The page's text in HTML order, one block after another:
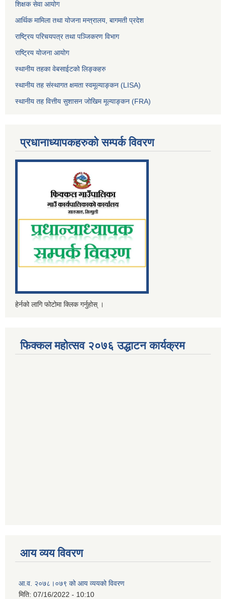
शिक्षक सेवा आयोग
आर्थिक मामिला तथा योजना मन्त्रालय, बागमती प्रदेश
राष्ट्रिय परिचयपत्र तथा पञ्जिकरण विभाग
राष्ट्रिय योजना आयोग
स्थानीय तहका वेबसाईटको लिङ्कहरु
स्थानीय तह संस्थागत क्षमता स्वमूल्याङ्कन (LISA)
स्थानीय तह वित्तीय सुशासन जोखिम मूल्याङ्कन (FRA)
प्रधानाध्यापकहरुको सम्पर्क विवरण
हेर्नको लागि फोटोमा क्लिक गर्नुहोस् ।
फिक्कल महोत्सव २०७६ उद्धाटन कार्यक्रम
आय व्यय विवरण
आ.व. २०७८।०७९ को आय व्ययको विवरण
मिति: 07/16/2022 - 10:10